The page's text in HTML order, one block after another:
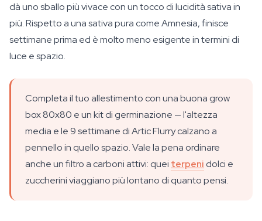
dà uno sballo più vivace con un tocco di lucidità sativa in
più. Rispetto a una sativa pura come Amnesia, finisce
settimane prima ed è molto meno esigente in termini di
luce e spazio.
Completa il tuo allestimento con una buona grow
box 80x80 e un kit di germinazione — l'altezza
media e le 9 settimane di Artic Flurry calzano a
pennello in quello spazio. Vale la pena ordinare
anche un filtro a carboni attivi: quei terpeni dolci e
zuccherini viaggiano più lontano di quanto pensi.